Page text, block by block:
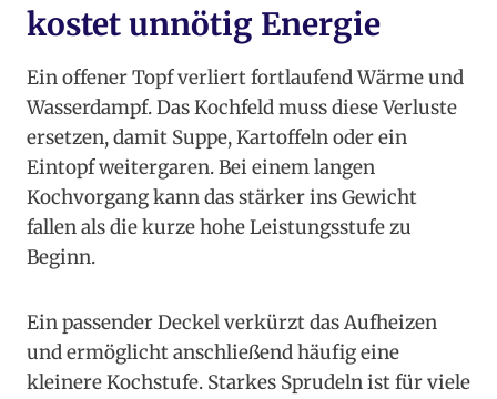
kostet unnötig Energie
Ein offener Topf verliert fortlaufend Wärme und
Wasserdampf. Das Kochfeld muss diese Verluste
ersetzen, damit Suppe, Kartoffeln oder ein
Eintopf weitergaren. Bei einem langen
Kochvorgang kann das stärker ins Gewicht
fallen als die kurze hohe Leistungsstufe zu
Beginn.
Ein passender Deckel verkürzt das Aufheizen
und ermöglicht anschließend häufig eine
kleinere Kochstufe. Starkes Sprudeln ist für viele